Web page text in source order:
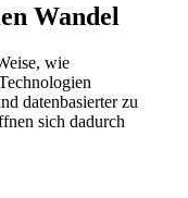
Wandel
wie
datenbasierter zu
sich dadurch